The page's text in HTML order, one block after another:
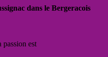
dans le Bergeracois
passion est